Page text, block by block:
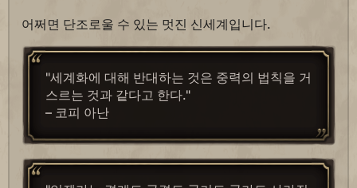
어쩌면 단조로울 수 있는 멋진 신세계입니다.
"세계화에 대해 반대하는 것은 중력의 법칙을 거
스르는 것과 같다고 한다."
– 코피 아난